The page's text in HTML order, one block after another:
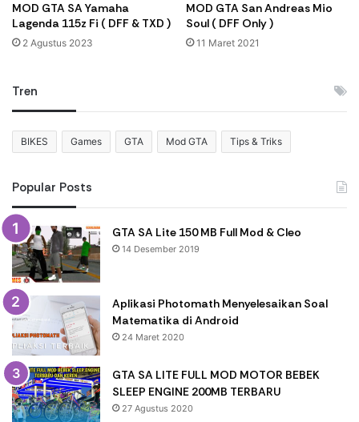
MOD GTA SA Yamaha
Lagenda 115z Fi ( DFF & TXD )
2 Agustus 2023
MOD GTA San Andreas Mio
Soul ( DFF Only )
11 Maret 2021
Tren
BIKES Games GTA Mod GTA Tips & Triks
Popular Posts
GTA SA Lite 150 MB Full Mod & Cleo
14 Desember 2019
Aplikasi Photomath Menyelesaikan Soal
Matematika di Android
24 Maret 2020
GTA SA LITE FULL MOD MOTOR BEBEK
SLEEP ENGINE 200MB TERBARU
27 Agustus 2020